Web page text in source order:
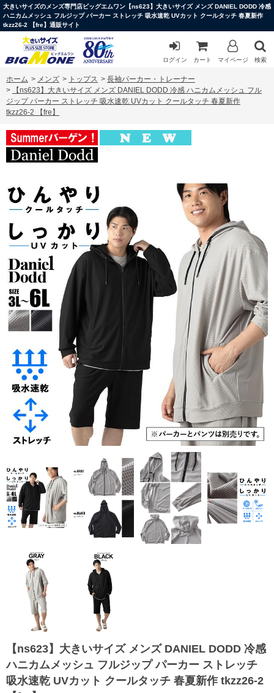
大きいサイズのメンズ専門店ビッグエムワン【ns623】大きいサイズ メンズ DANIEL DODD 冷感
ハニカムメッシュ フルジップ パーカー ストレッチ 吸水速乾 UVカット クールタッチ 春夏新作
tkzz26-2 【fre】通販サイト
ログイン カート マイページ 検索
ホーム > メンズ > トップス > 長袖パーカー・トレーナー
>
【ns623】大きいサイズ メンズ DANIEL DODD 冷感 ハニカムメッシュ フル
ジップ パーカー ストレッチ 吸水速乾 UVカット クールタッチ 春夏新作
tkzz26-2 【fre】
【ns623】大きいサイズ メンズ DANIEL DODD 冷感
ハニカムメッシュ フルジップ パーカー ストレッチ
吸水速乾 UVカット クールタッチ 春夏新作 tkzz26-2